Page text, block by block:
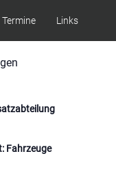
Termine Links
Fahrzeuge